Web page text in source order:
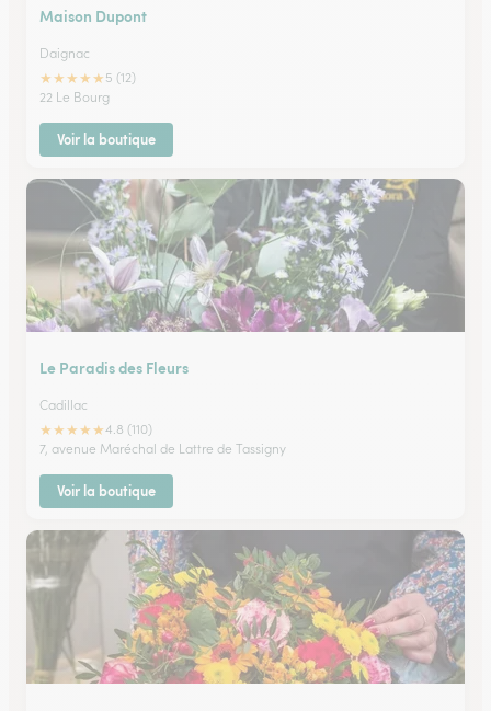
Maison Dupont
Daignac
★★★★★ 5 (12)
22 Le Bourg
Voir la boutique
Le Paradis des Fleurs
Cadillac
★★★★★4.8 (110)
7, avenue Maréchal de Lattre de Tassigny
Voir la boutique